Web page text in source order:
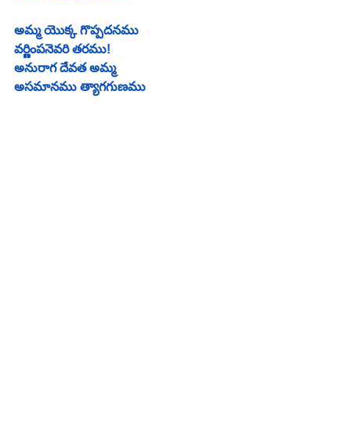
అమ్మ యొక్క గొప్పదనము
వర్ణింపనెవరి తరము!
అనురాగ దేవత అమ్మ
అసమానము త్యాగగుణము